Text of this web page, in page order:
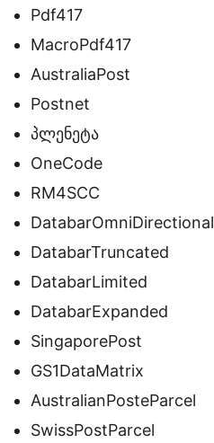
Pdf417
MacroPdf417
AustraliaPost
Postnet
პლენეტა
OneCode
RM4SCC
DatabarOmniDirectional
DatabarTruncated
DatabarLimited
DatabarExpanded
SingaporePost
GS1DataMatrix
AustralianPosteParcel
SwissPostParcel